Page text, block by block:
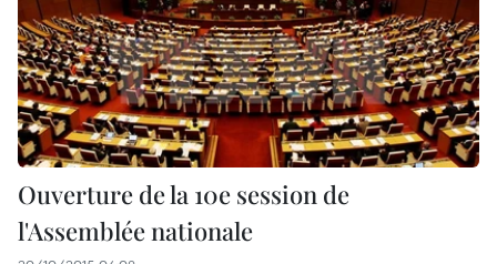
Ouverture de la 10e session de
l'Assemblée nationale